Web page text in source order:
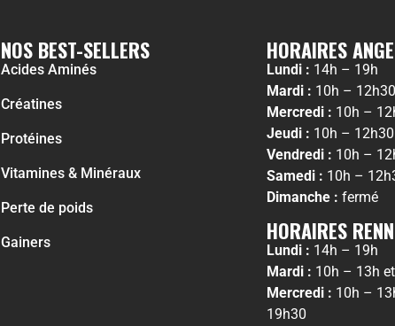
NOS BEST-SELLERS
Acides Aminés
Créatines
Protéines
Vitamines & Minéraux
Perte de poids
Gainers
HORAIRES
Lundi : 14h – 19h
Mardi : 10h –
Mercredi : 10h –
Jeudi : 10h –
Vendredi : 10h –
Samedi : 10h –
Dimanche : fermé
HORAIRES
Lundi : 14h – 19h
Mardi : 10h – 13h
Mercredi : 10h –
19h30